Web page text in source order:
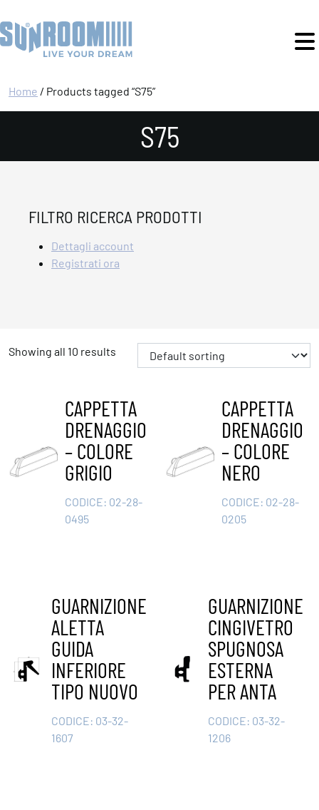
Home / Products tagged “S75”
S75
Showing all 10 results
CAPPETTA
DRENAGGIO
– COLORE
GRIGIO
CODICE: 02-28-
0495
CAPPETTA
DRENAGGIO
– COLORE
NERO
CODICE: 02-28-
0205
GUARNIZIONE
ALETTA
GUIDA
INFERIORE
TIPO NUOVO
CODICE: 03-32-
1607
GUARNIZIONE
CINGIVETRO
SPUGNOSA
ESTERNA
PER ANTA
CODICE: 03-32-
1206
FILTRO RICERCA PRODOTTI
Dettagli account
Registrati ora